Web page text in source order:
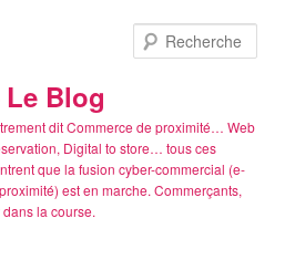
Blog
dit Commerce de proximité… Web
Digital to store… tous ces
que la fusion cyber-commercial (e-
est en marche. Commerçants,
la course.